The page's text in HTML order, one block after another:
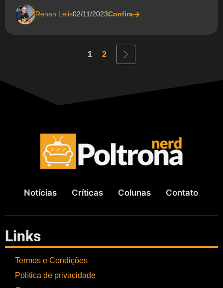
Renan Lelis02/11/2023Confira
1 2
Notícias Críticas Colunas Contato
Links
Termos e Condições
Política de privacidade